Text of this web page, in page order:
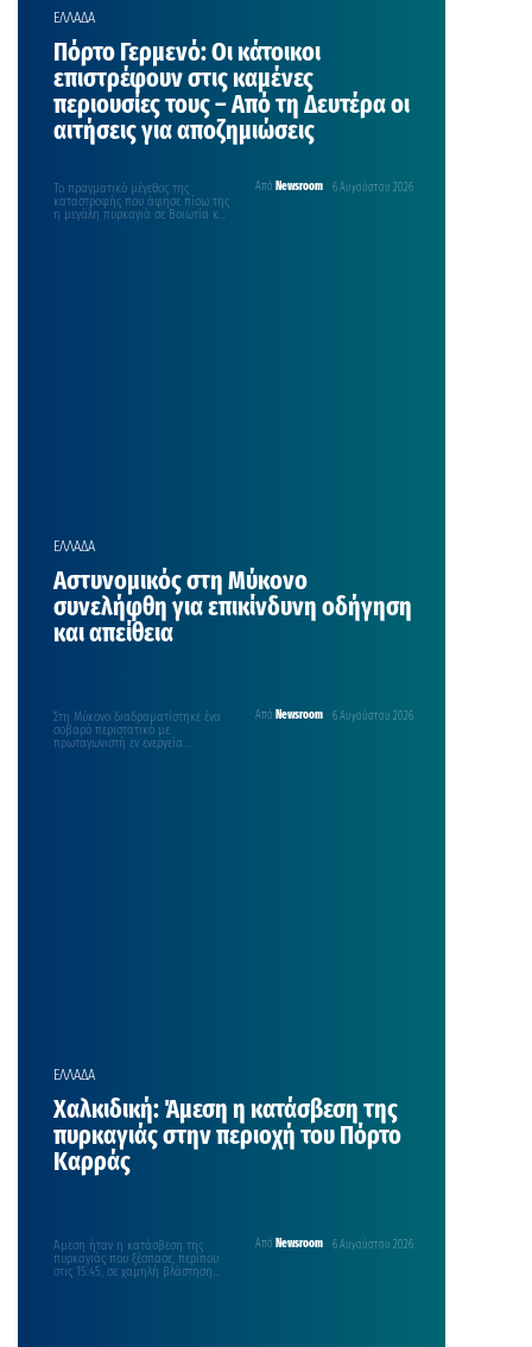
ΕΛΛΑΔΑ
Πόρτο Γερμενό: Οι κάτοικοι
επιστρέφουν στις καμένες
περιουσίες τους – Aπό τη Δευτέρα οι
αιτήσεις για αποζημιώσεις
Από Newsroom 6 Αυγούστου 2026
Το πραγματικό μέγεθος της
καταστροφής που άφησε πίσω της
η μεγάλη πυρκαγιά σε Βοιωτία και
ΕΛΛΑΔΑ
Αστυνομικός στη Μύκονο
συνελήφθη για επικίνδυνη οδήγηση
και απείθεια
Από Newsroom 6 Αυγούστου 2026
Στη Μύκονο διαδραματίστηκε ένα
σοβαρό περιστατικό με
πρωταγωνιστή εν ενεργεία
ΕΛΛΑΔΑ
Χαλκιδική: Άμεση η κατάσβεση της
πυρκαγιάς στην περιοχή του Πόρτο
Καρράς
Από Newsroom 6 Αυγούστου 2026
Άμεση ήταν η κατάσβεση της
πυρκαγιάς που ξέσπασε, περίπου
στις 15:45, σε χαμηλή βλάστηση